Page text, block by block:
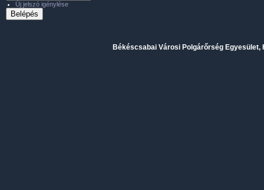
Új jelszó igénylése
Békéscsabai Városi Polgárőrség Egyesület,